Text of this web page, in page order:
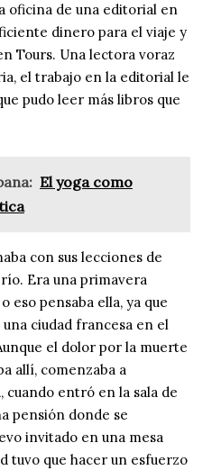
oficina de una editorial en
dinero para el viaje y
Tours. Una lectora voraz
el trabajo en la editorial le
pudo leer más libros que
El yoga como
con sus lecciones de
Era una primavera
eso pensaba ella, ya que
ciudad francesa en el
el dolor por la muerte
allí, comenzaba a
cuando entró en la sala de
pensión donde se
invitado en una mesa
tuvo que hacer un esfuerzo